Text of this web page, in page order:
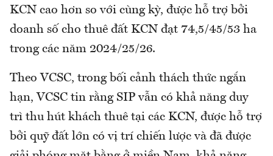
KCN cao hơn so với cùng kỳ, được hỗ trợ bởi
doanh số cho thuê đất KCN đạt 74,5/45/53 ha
trong các năm 2024/25/26.
Theo VCSC, trong bối cảnh thách thức ngắn
hạn, VCSC tin rằng SIP vẫn có khả năng duy
trì thu hút khách thuê tại các KCN, được hỗ trợ
bởi quỹ đất lớn có vị trí chiến lược và đã được